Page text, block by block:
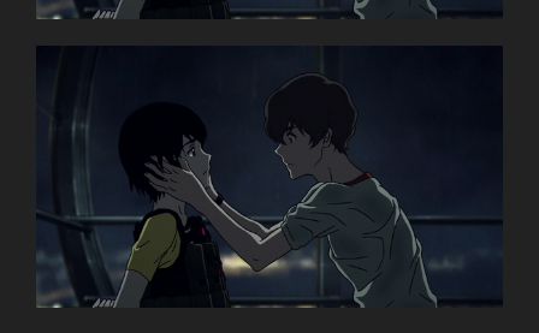
Terror in Resonance
残響のテロル
TV Series
11
11.07.2014 đến ??
Mappa
Psychological, Thriller, Terrorist